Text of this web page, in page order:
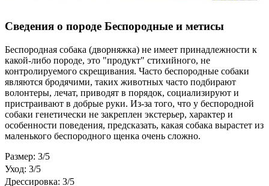
Сведения о породе Бeспородные и метисы
Беспородная собака (дворняжка) не имеет принадлежности к
какой-либо породе, это "продукт" стихийного, не
контролируемого скрещивания. Часто беспородные собаки
являются бродячими, таких животных часто подбирают
волонтеры, лечат, приводят в порядок, социализируют и
пристраивают в добрые руки. Из-за того, что у беспородной
собаки генетически не закреплен экстерьер, характер и
особенности поведения, предсказать, какая собака вырастет из
маленького беспородного щенка очень сложно.
Размер: 3/5
Уход: 3/5
Дрессировка: 3/5